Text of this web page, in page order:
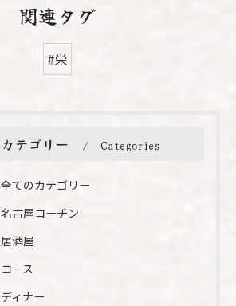
関連タグ
#栄
カテゴリー Categories
全てのカテゴリー
名古屋コーチン
居酒屋
コース
ディナー